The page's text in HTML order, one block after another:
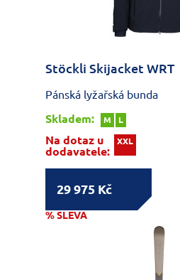
Stöckli Skijacket WRT
Pánská lyžařská bunda
Skladem:
M L
Na dotaz u
dodavatele:
XXL
29 975 Kč
% SLEVA